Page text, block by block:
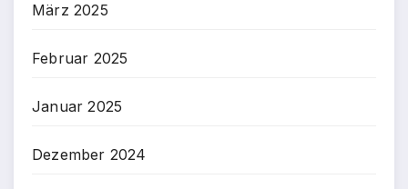
März 2025
Februar 2025
Januar 2025
Dezember 2024